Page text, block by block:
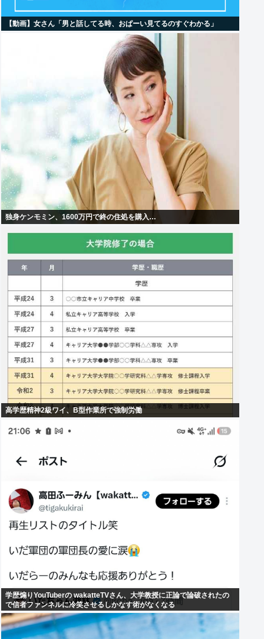
【動画】女さん「男と話してる時、おぱーい見てるのすぐわかる」
独身ケンモミン、1600万円で終の住処を購入…
高学歴精神2級ワイ、B型作業所で強制労働
学歴煽りYouTuberの wakatteTVさん、大学教授に正論で論破されたの
で信者ファンネルに冷笑させるしかなす術がなくなる